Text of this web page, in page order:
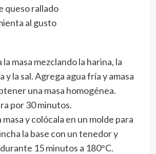
queso rallado
al gusto
la masa mezclando la harina, la
y la sal. Agrega agua fría y amasa
una masa homogénea.
por 30 minutos.
masa y colócala en un molde para
la base con un tenedor y
15 minutos a 180°C.